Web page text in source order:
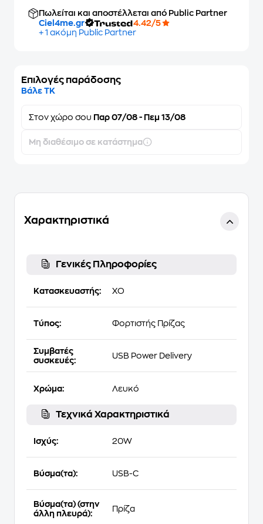
Πωλείται και αποστέλλεται από Public Partner
Ciel4me.gr
4.42/5
+ 1 ακόμη Public Partner
Επιλογές παράδοσης
Βάλε ΤΚ
Στον χώρο σου Παρ 07/08 - Πεμ 13/08
Μη διαθέσιμο σε κατάστημα
Χαρακτηριστικά
Γενικές Πληροφορίες
Κατασκευαστής: XO
Τύπος: Φορτιστής Πρίζας
Συμβατές
συσκευές:
USB Power Delivery
Χρώμα: Λευκό
Τεχνικά Χαρακτηριστικά
Ισχύς: 20W
Βύσμα(τα): USB-C
Βύσμα(τα) (στην
άλλη πλευρά):
Πρίζα